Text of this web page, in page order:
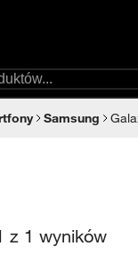
Samsung
z 1 wyników